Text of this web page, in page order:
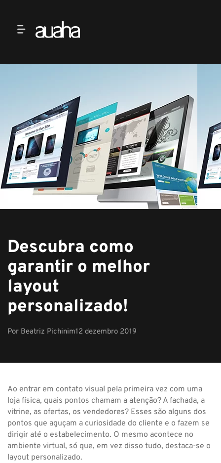
Descubra como
garantir o melhor
layout
personalizado!
Por Beatriz Pichinim12 dezembro 2019
Ao entrar em contato visual pela primeira vez com uma
loja física, quais pontos chamam a atenção? A fachada, a
vitrine, as ofertas, os vendedores? Esses são alguns dos
pontos que aguçam a curiosidade do cliente e o fazem se
dirigir até o estabelecimento. O mesmo acontece no
ambiente virtual, só que, em vez disso tudo, destaca-se o
layout personalizado.